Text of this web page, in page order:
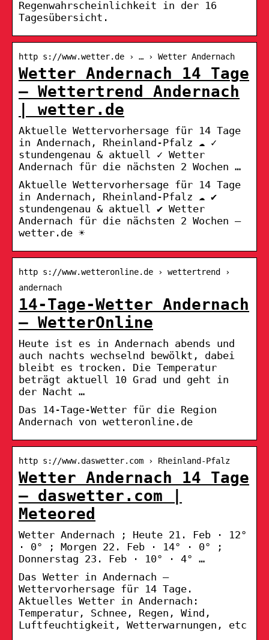
Regenwahrscheinlichkeit in der 16
Tagesübersicht.
http s://www.wetter.de › … › Wetter Andernach
Wetter Andernach 14 Tage
– Wettertrend Andernach
| wetter.de
Aktuelle Wettervorhersage für 14 Tage
in Andernach, Rheinland-Pfalz ☁️ ✓
stundengenau & aktuell ✓ Wetter
Andernach für die nächsten 2 Wochen …
Aktuelle Wettervorhersage für 14 Tage
in Andernach, Rheinland-Pfalz ☁️ ✔
stundengenau & aktuell ✔ Wetter
Andernach für die nächsten 2 Wochen –
wetter.de ☀
http s://www.wetteronline.de › wettertrend ›
andernach
14-Tage-Wetter Andernach
– WetterOnline
Heute ist es in Andernach abends und
auch nachts wechselnd bewölkt, dabei
bleibt es trocken. Die Temperatur
beträgt aktuell 10 Grad und geht in
der Nacht …
Das 14-Tage-Wetter für die Region
Andernach von wetteronline.de
http s://www.daswetter.com › Rheinland-Pfalz
Wetter Andernach 14 Tage
– daswetter.com |
Meteored
Wetter Andernach ; Heute 21. Feb · 12°
· 0° ; Morgen 22. Feb · 14° · 0° ;
Donnerstag 23. Feb · 10° · 4° …
Das Wetter in Andernach –
Wettervorhersage für 14 Tage.
Aktuelles Wetter in Andernach:
Temperatur, Schnee, Regen, Wind,
Luftfeuchtigkeit, Wetterwarnungen, etc